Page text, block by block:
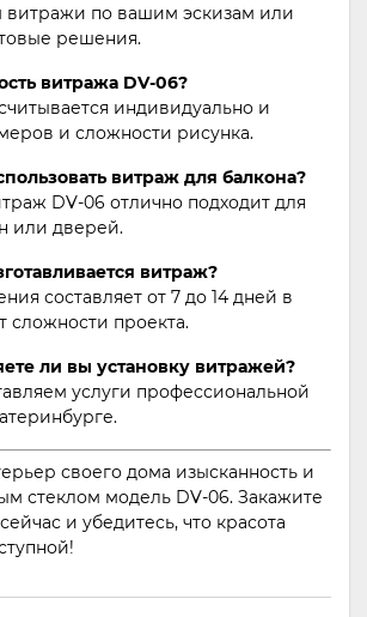
витражи по вашим эскизам или
решения.
витража DV-06?
индивидуально и
и сложности рисунка.
витраж для балкона?
DV-06 отлично подходит для
или дверей.
витраж?
составляет от 7 до 14 дней в
сложности проекта.
ли вы установку витражей?
услуги профессиональной
своего дома изысканность и
стеклом модель DV-06. Закажите
и убедитесь, что красота